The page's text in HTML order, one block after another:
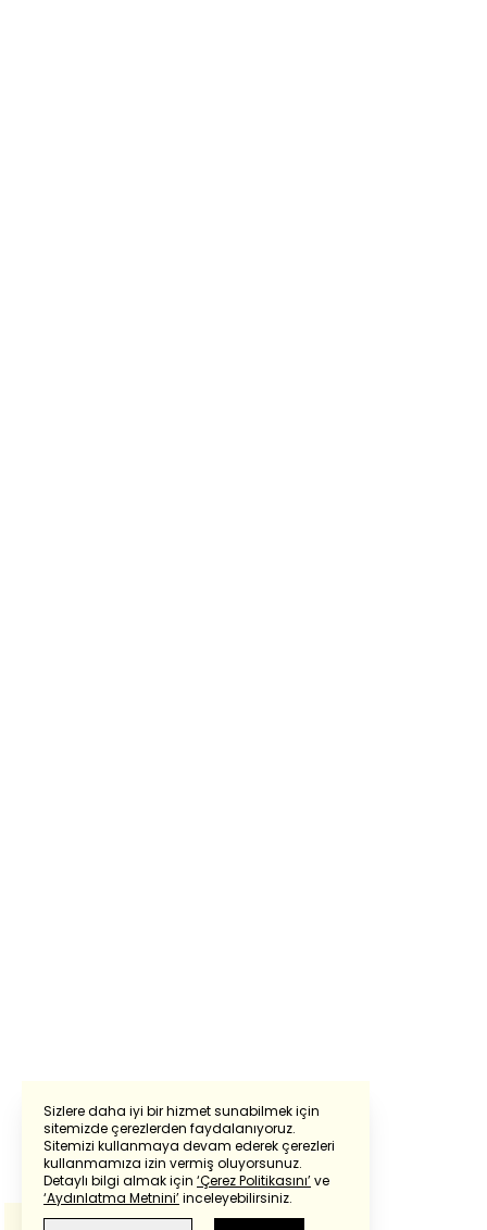
Sizlere daha iyi bir hizmet sunabilmek için
sitemizde çerezlerden faydalanıyoruz.
Sitemizi kullanmaya devam ederek çerezleri
kullanmamıza izin vermiş oluyorsunuz.
Detaylı bilgi almak için ‘Çerez Politikasını’ve
‘Aydınlatma Metnini’inceleyebilirsiniz.
Powered by Translate
Bu çevirideGoogle Transletekullanılmıştır.